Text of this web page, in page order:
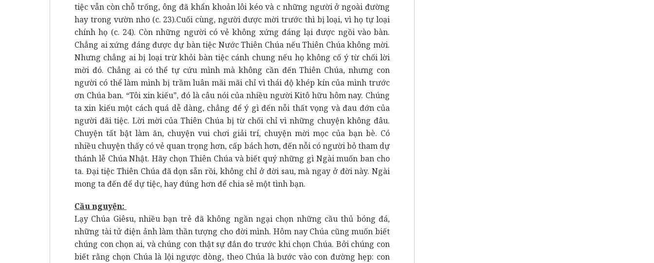
tiệc vẫn còn chỗ trống, ông đã khẩn khoản lôi kéo và c những người ở ngoài đường
hay trong vườn nho (c. 23).Cuối cùng, người được mời trước thì bị loại, vì họ tự loại
chính họ (c. 24). Còn những người có vẻ không xứng đáng lại được ngồi vào bàn.
Chẳng ai xứng đáng được dự bàn tiệc Nước Thiên Chúa nếu Thiên Chúa không mời.
Nhưng chẳng ai bị loại trừ khỏi bàn tiệc cánh chung nếu họ không cố ý từ chối lời
mời đó. Chẳng ai có thể tự cứu mình mà không cần đến Thiên Chúa, nhưng con
người có thể làm mình bị trầm luân mãi mãi chỉ vì thái độ khép kín của mình trước
ơn Chúa ban. “Tôi xin kiếu”, đó là câu nói của nhiều người Kitô hữu hôm nay. Chúng
ta xin kiếu một cách quá dễ dàng, chẳng để ý gì đến nỗi thất vọng và đau đớn của
người đãi tiệc. Lời mời của Thiên Chúa bị từ chối chỉ vì những chuyện không đâu.
Chuyện tất bật làm ăn, chuyện vui chơi giải trí, chuyện mời mọc của bạn bè. Có
nhiều chuyện thấy có vẻ quan trọng hơn, cấp bách hơn, đến nỗi có người bỏ tham dự
thánh lễ Chúa Nhật. Hãy chọn Thiên Chúa và biết quý những gì Ngài muốn ban cho
ta. Đại tiệc Thiên Chúa đã dọn sẵn rồi, không chỉ ở đời sau, mà ngay ở đời này. Ngài
mong ta đến để dự tiệc, hay đúng hơn để chia sẻ một tình bạn.
Cầu nguyện:
Lạy Chúa Giêsu, nhiều bạn trẻ đã không ngần ngại chọn những cầu thủ bóng đá,
những tài tử điện ảnh làm thần tượng cho đời mình. Hôm nay Chúa cũng muốn biết
chúng con chọn ai, và chúng con thật sự đắn đo trước khi chọn Chúa. Bởi chúng con
biết rằng chọn Chúa là lội ngược dòng, theo Chúa là bước vào con đường hẹp: con